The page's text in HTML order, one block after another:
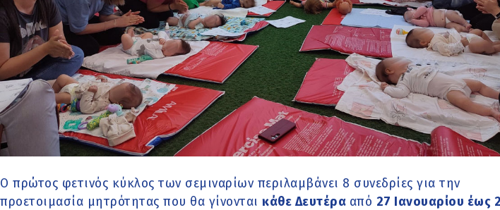
Ο πρώτος φετινός κύκλος των σεμιναρίων περιλαμβάνει 8 συνεδρίες για την
προετοιμασία μητρότητας που θα γίνονται κάθε Δευτέρα από 27 Ιανουαρίου έως